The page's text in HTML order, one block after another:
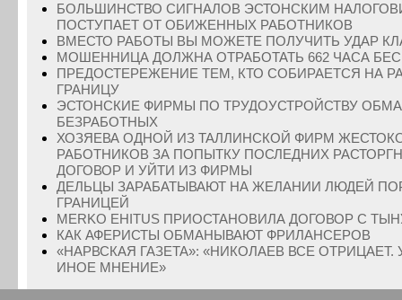
БОЛЬШИНСТВО СИГНАЛОВ ЭСТОНСКИМ
ПОСТУПАЕТ ОТ ОБИЖЕННЫХ РАБОТНИКОВ
ВМЕСТО РАБОТЫ ВЫ МОЖЕТЕ ПОЛУЧИТЬ УДАР
МОШЕННИЦА ДОЛЖНА ОТРАБОТАТЬ 662 ЧАСА
ПРЕДОСТЕРЕЖЕНИЕ ТЕМ, КТО СОБИРАЕТСЯ НА
ГРАНИЦУ
ЭСТОНСКИЕ ФИРМЫ ПО ТРУДОУСТРОЙСТВУ
БЕЗРАБОТНЫХ
ХОЗЯЕВА ОДНОЙ ИЗ ТАЛЛИНСКОЙ ФИРМ
РАБОТНИКОВ ЗА ПОПЫТКУ ПОСЛЕДНИХ
ДОГОВОР И УЙТИ ИЗ ФИРМЫ
ДЕЛЬЦЫ ЗАРАБАТЫВАЮТ НА ЖЕЛАНИИ ЛЮДЕЙ
ГРАНИЦЕЙ
MERKO EHITUS ПРИОСТАНОВИЛА ДОГОВОР С
КАК АФЕРИСТЫ ОБМАНЫВАЮТ ФРИЛАНСЕРОВ
«НАРВСКАЯ ГАЗЕТА»: «НИКОЛАЕВ ВСЕ
ИНОЕ МНЕНИЕ»